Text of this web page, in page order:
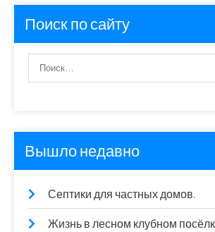
Поиск по сайту
Вышло недавно
Септики для частных домов.
Жизнь в лесном клубном